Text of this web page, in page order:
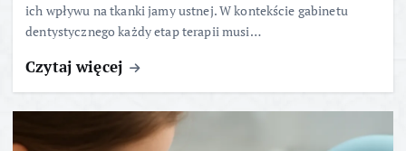
ich wpływu na tkanki jamy ustnej. W kontekście gabinetu
dentystycznego każdy etap terapii musi…
Czytaj więcej